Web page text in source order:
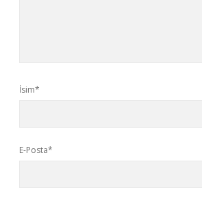
İsim*
E-Posta*